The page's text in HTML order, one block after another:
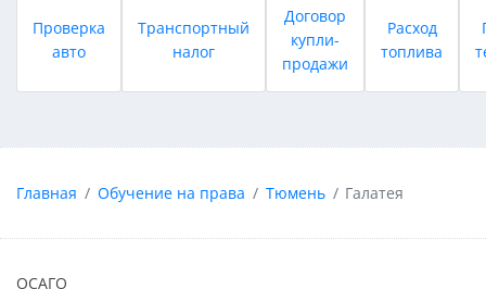
Проверка
авто
Транспортный
налог
Договор
купли-
продажи
Расход
топлива
Главная Обучение на права Тюмень Галатея
ОСАГО